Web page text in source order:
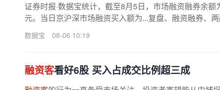
证券时报·数据宝统计，截至8月5日，市场融资融券余
元。当日京沪深市场融资买入额为...复盘、融资融券、两
数据宝 08-06 10:19
融资客看好6股 买入占成交比例超三成